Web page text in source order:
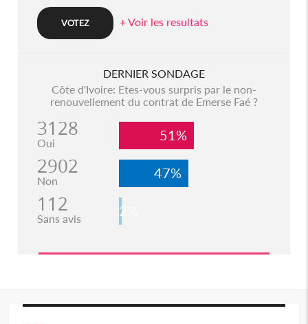
+ Voir les resultats
DERNIER SONDAGE
Côte d'Ivoire: Etes-vous surpris par le non-
renouvellement du contrat de Emerse Faé ?
3128
Oui 51%
2902
Non 47%
112
Sans avis 2%